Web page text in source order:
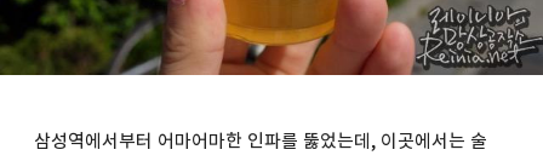
삼성역에서부터 어마어마한 인파를 뚫었는데, 이곳에서는 술